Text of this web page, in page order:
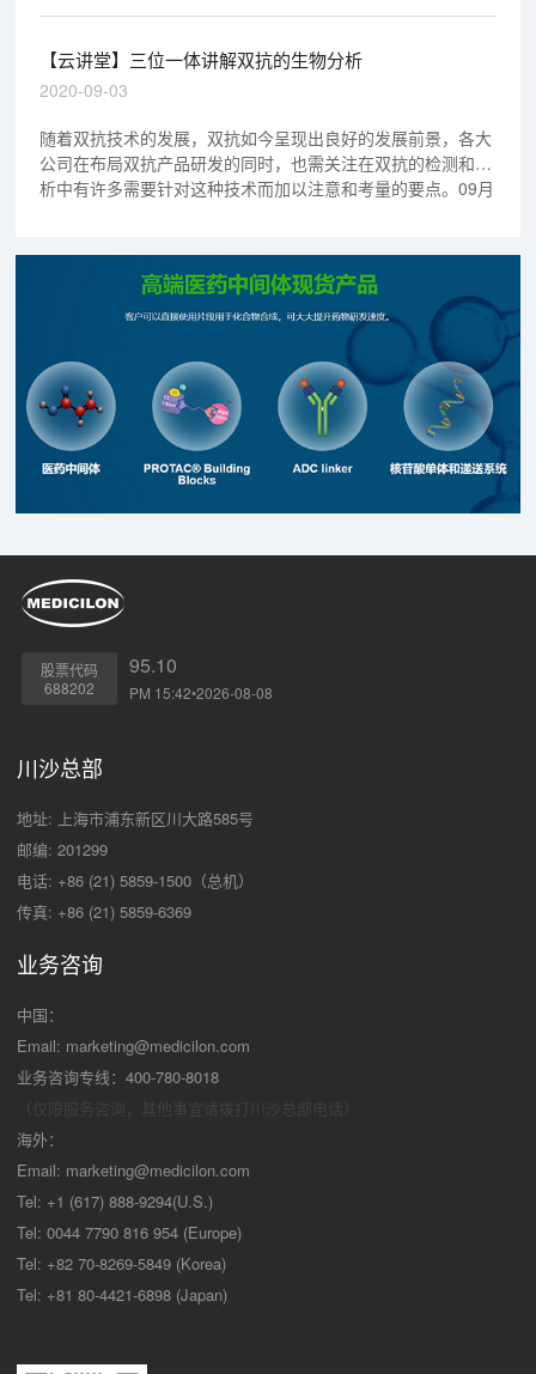
点，以 ICH S6为主线简明扼要的介绍进行临床前研究的考虑
要点。以期帮助广大制药界同仁建立初步理念，从而更好的把
握临床前研究的整体思路。欢迎观看回放视频。
【云讲堂】三位一体讲解双抗的生物分析
2020-09-03
随着双抗技术的发展，双抗如今呈现出良好的发展前景，各大
公司在布局双抗产品研发的同时，也需关注在双抗的检测和分
析中有许多需要针对这种技术而加以注意和考量的要点。09月
股票代码
688202
95.10
PM 15:42•2026-08-08
川沙总部
地址: 上海市浦东新区川大路585号
邮编: 201299
电话: +86 (21) 5859-1500（总机）
传真: +86 (21) 5859-6369
业务咨询
中国：
Email: marketing@medicilon.com
业务咨询专线：400-780-8018
海外：
Email: marketing@medicilon.com
Tel: +1 (617) 888-9294(U.S.)
Tel: 0044 7790 816 954 (Europe)
Tel: +82 70-8269-5849 (Korea)
Tel: +81 80-4421-6898 (Japan)